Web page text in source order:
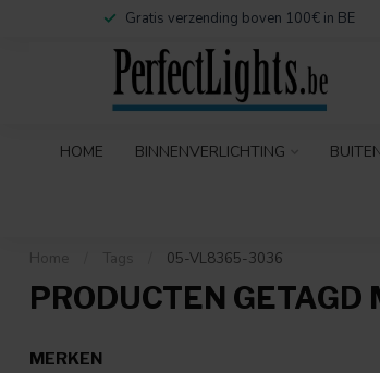
Gratis verzending boven 100€ in BE
HOME BINNENVERLICHTING
Home Tags 05-VL8365-3036
PRODUCTEN
MERKEN